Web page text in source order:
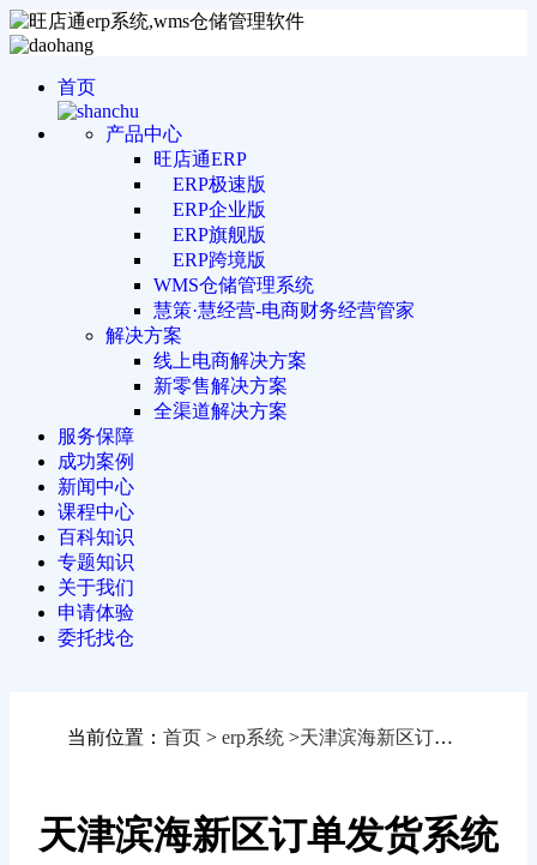
首页
产品中心
旺店通ERP
ERP极速版
ERP企业版
ERP旗舰版
ERP跨境版
WMS仓储管理系统
慧策·慧经营-电商财务经营管家
解决方案
线上电商解决方案
新零售解决方案
全渠道解决方案
服务保障
成功案例
新闻中心
课程中心
百科知识
专题知识
关于我们
申请体验
委托找仓
当前位置： 首页 > erp系统 >天津滨海新区订单发货系统
天津滨海新区订单发货系统